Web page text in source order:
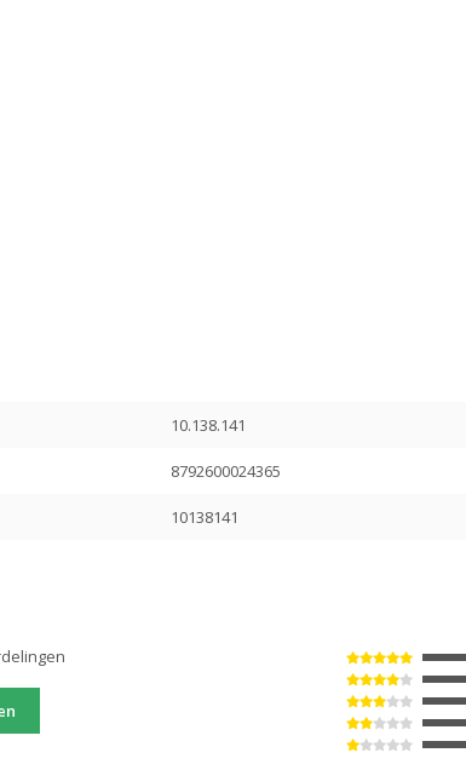
10.138.141
8792600024365
10138141